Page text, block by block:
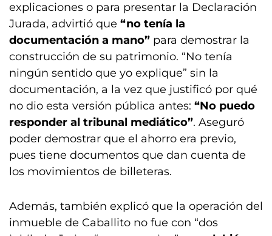
explicaciones o para presentar la Declaración
Jurada, advirtió que “no tenía la
documentación a mano” para demostrar la
construcción de su patrimonio. “No tenía
ningún sentido que yo explique” sin la
documentación, a la vez que justificó por qué
no dio esta versión pública antes: “No puedo
responder al tribunal mediático”. Aseguró
poder demostrar que el ahorro era previo,
pues tiene documentos que dan cuenta de
los movimientos de billeteras.
Además, también explicó que la operación del
inmueble de Caballito no fue con “dos